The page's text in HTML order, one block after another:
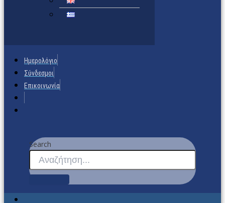
Ημερολόγιο
Σύνδεσμοι
Επικοινωνία
Search